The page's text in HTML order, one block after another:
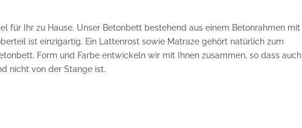
für Ihr zu Hause. Unser Betonbett bestehend aus einem Betonrahmen mit
ist einzigartig. Ein Lattenrost sowie Matraze gehört natürlich zum
Form und Farbe entwickeln wir mit Ihnen zusammen, so dass auch
nicht von der Stange ist.